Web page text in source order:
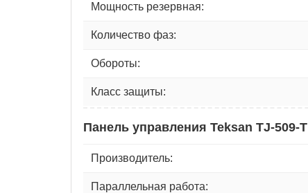
Мощность резервная:
Количество фаз:
Обороты:
Класс защиты:
Панель управления Teksan TJ-509-T
Производитель:
Параллельная работа: